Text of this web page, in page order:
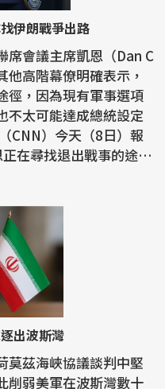
伊朗戰爭出路
席會議主席凱恩（Dan C
高階幕僚明確表示，
徑，因為現有軍事選項
不太可能達成總統設定
在尋找退出戰事的途
出波斯灣
莫茲海峽協議談判中堅
削弱美軍在波斯灣數十